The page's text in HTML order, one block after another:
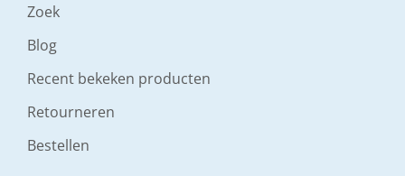
Zoek
Blog
Recent bekeken producten
Retourneren
Bestellen